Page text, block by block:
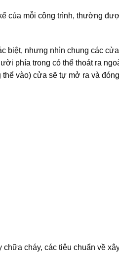
của mỗi công trình, thường
biệt, nhưng nhìn chung các
phía trong có thể thoát ra
vào) cửa sẽ tự mở ra và
cháy, các tiêu chuẩn về